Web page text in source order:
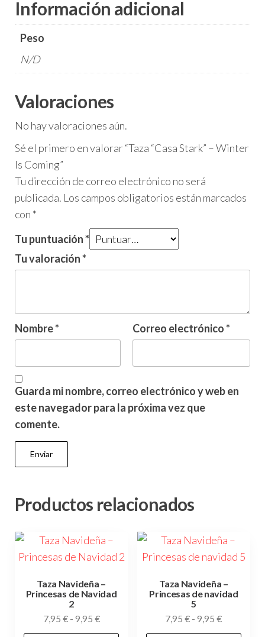
Información adicional
Peso
N/D
Valoraciones
No hay valoraciones aún.
Sé el primero en valorar “Taza “Casa Stark” – Winter
Is Coming”
Tu dirección de correo electrónico no será
publicada. Los campos obligatorios están marcados
con *
Tu puntuación*
Tu valoración*
Nombre* Correo electrónico*
Guarda mi nombre, correo electrónico y web en
este navegador para la próxima vez que
comente.
Productos relacionados
Taza Navideña –
Princesas de Navidad
2
7,95 € - 9,95 €Rango
de
Taza Navideña –
Princesas de navidad
5
7,95€ - 9,95€Rango
de